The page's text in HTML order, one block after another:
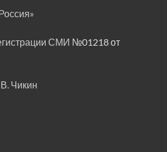
СМИ №01218 от
Чикин